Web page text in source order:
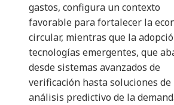
gastos, configura un contexto
favorable para fortalecer la
circular, mientras que la
tecnologías emergentes, que
desde sistemas avanzados de
verificación hasta soluciones de
análisis predictivo de la